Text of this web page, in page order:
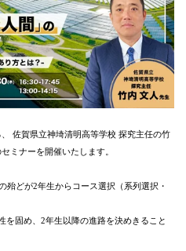
佐賀県立神埼清明高等学校 探究主任の竹
ミナーを開催いたします。
殆どが2年生からコース選択（系列選択・
を固め、2年生以降の進路を決めきること